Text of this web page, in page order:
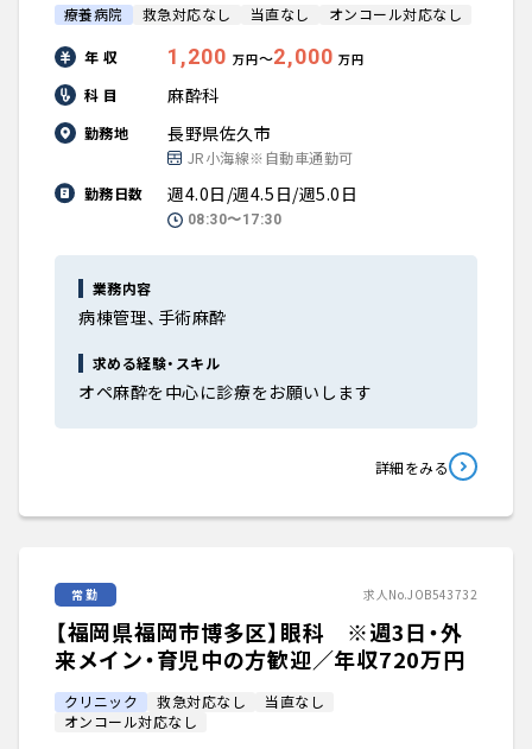
療養病院 救急対応なし 当直なし オンコール対応なし
年 収 1,200 万円〜2,000 万円
科 目 麻酔科
勤務地 長野県佐久市
JR小海線※自動車通勤可
勤務日数
週4.0日/週4.5日/週5.0日
08:30〜17:30
業務内容
病棟管理、手術麻酔
求める経験・スキル
オペ麻酔を中心に診療をお願いします
詳細をみる
常勤 求人No.JOB543732
【福岡県福岡市博多区】眼科 ※週3日・外
来メイン・育児中の方歓迎／年収720万円
クリニック 救急対応なし
当直なし
オンコール対応なし